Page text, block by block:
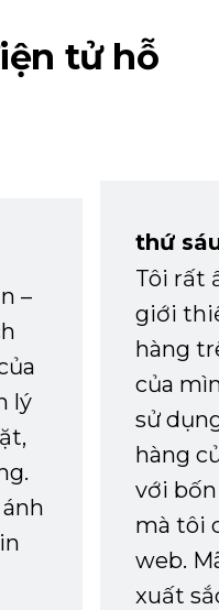
tử hỗ
–
lý
thứ
Tôi rất
giới
hàng
của
sử
hàng
với
mà tôi
web.
xuất